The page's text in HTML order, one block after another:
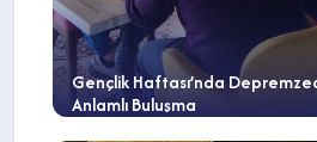
Gençlik Haftası’nda
Anlamlı Buluşma